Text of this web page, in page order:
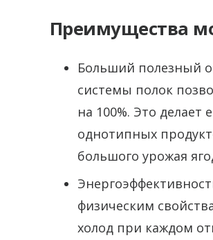
Преимущества
Больший полезный
системы полок
на 100%. Это
однотипных
большого урожая
физическим
холод при каждом